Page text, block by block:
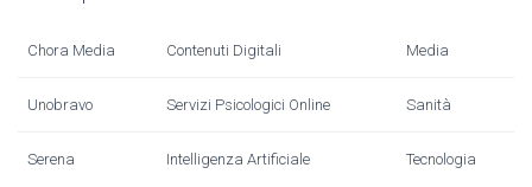
Chora Media Contenuti Digitali Media
Unobravo Servizi Psicologici Online Sanità
Serena Intelligenza Artificiale Tecnologia